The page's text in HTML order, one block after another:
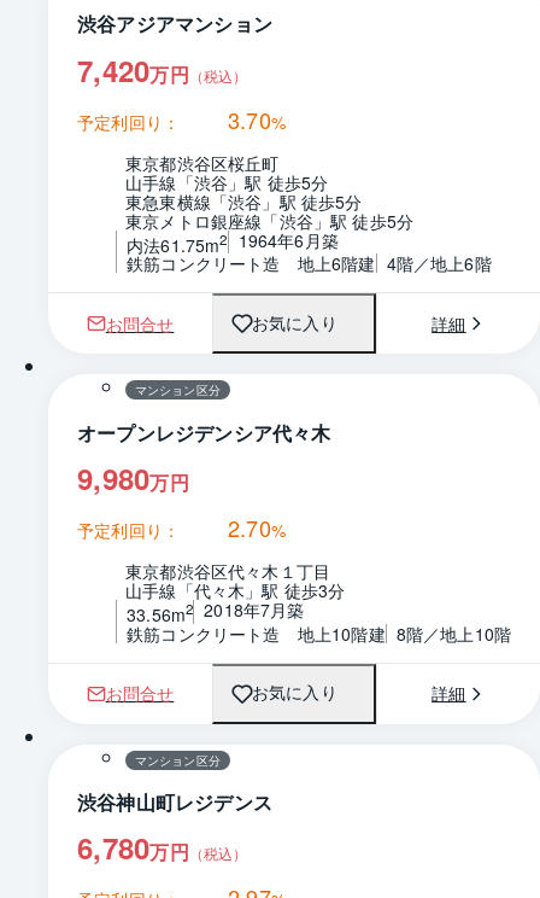
渋谷アジアマンション
7,420万円 （税込）
予定利回り： 3.70%
東京都渋谷区桜丘町
山手線「渋谷」駅 徒歩5分
東急東横線「渋谷」駅 徒歩5分
東京メトロ銀座線「渋谷」駅 徒歩5分
内法61.75m2
1964年6月築
鉄筋コンクリート造　地上6階建 4階／地上6階
お問合せ お気に入り 詳細
1 / 0 間取り
マンション区分
オープンレジデンシア代々木
9,980万円
予定利回り： 2.70%
東京都渋谷区代々木１丁目
山手線「代々木」駅 徒歩3分
33.56m2 2018年7月築
鉄筋コンクリート造　地上10階建 8階／地上10階
お問合せ お気に入り 詳細
1 / 0 間取り
マンション区分
渋谷神山町レジデンス
6,780万円 （税込）